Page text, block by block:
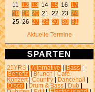
11 12 13 14 15 16 17
18
19 20 21 22 23 24
25 26 27 28 29 30 31
Aktuelle Termine
SPARTEN
25YRS Alternative Bass
Benefiz
Brunch
Café-
Konzert
Country Dancehall
Disco
Drum & Bass Dub